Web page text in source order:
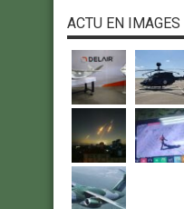
ACTU EN IMAGES